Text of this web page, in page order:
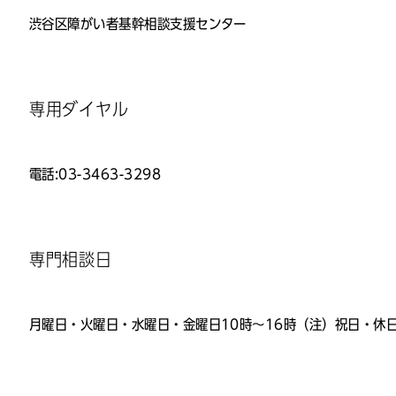
渋谷区障がい者基幹相談支援センター
専用ダイヤル
電話:03-3463-3298
専門相談日
月曜日・火曜日・水曜日・金曜日10時～16時（注）祝日・休